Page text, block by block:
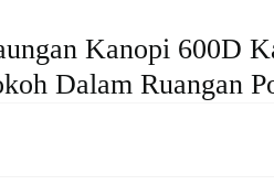
Kanopi 600D
Dalam Ruangan